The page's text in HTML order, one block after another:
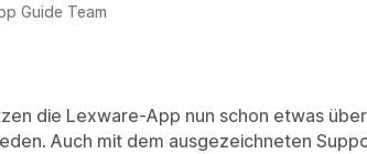
Guide Team
die Lexware-App nun schon etwas
Auch mit dem ausgezeichneten